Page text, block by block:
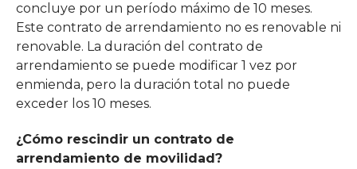
concluye por un período máximo de 10 meses.
Este contrato de arrendamiento no es renovable ni
renovable. La duración del contrato de
arrendamiento se puede modificar 1 vez por
enmienda, pero la duración total no puede
exceder los 10 meses.
¿Cómo rescindir un contrato de
arrendamiento de movilidad?